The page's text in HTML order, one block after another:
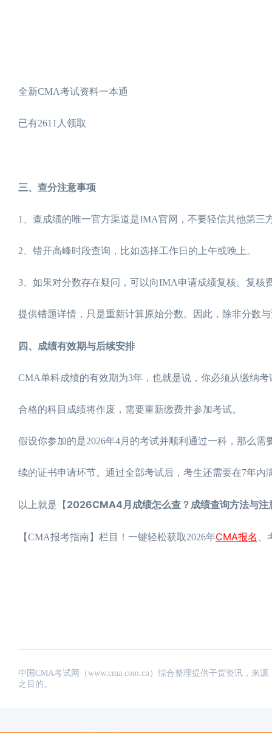
全新CMA考试资料一本通
已有2611人领取
三、查分注意事项
1、查成绩的唯一官方渠道是IMA官网，不要轻信其他第三
2、错开高峰时段查询，比如选择工作日的上午或晚上。
3、如果对分数存在疑问，可以向IMA申请成绩复核。复核
提供错题详情，只是重新计算原始分数。因此，除非分数
四、成绩有效期与后续安排
CMA单科成绩的有效期为3年，也就是说，你必须从缴纳
合格的科目成绩将作废，需要重新缴费并参加考试。
假设你参加的是2026年4月的考试并顺利通过一科，那么
续的证书申请环节。通过全部考试后，考生还需要在7年
以上就是【 2026CMA4月成绩怎么查？成绩查询方法与注
【CMA报考指南】栏目！一键轻松获取2026年CMA报名
中国CMA考试网（www.cma.com.cn）综合整理提供干货资讯，来
之目的。